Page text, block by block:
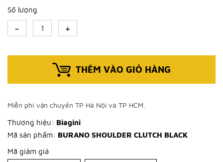
Số lượng
- +
THÊM VÀO GIỎ HÀNG
Miễn phí vận chuyển TP Hà Nội và TP HCM.
Thương hiệu: Biagini
Mã sản phẩm: BURANO SHOULDER CLUTCH BLACK
Mã giảm giá